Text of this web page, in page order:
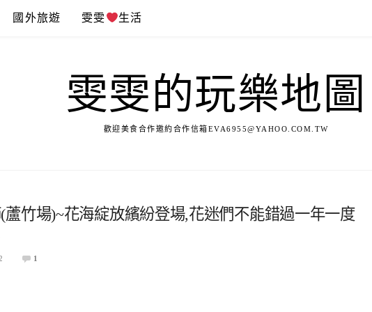
國外旅遊 雯雯 生活
雯雯的玩樂地圖
歡迎美食合作邀約合作信箱EVA6955@YAHOO.COM.TW
蘆竹場)~花海綻放繽紛登場,花迷們不能錯過一年一度
1